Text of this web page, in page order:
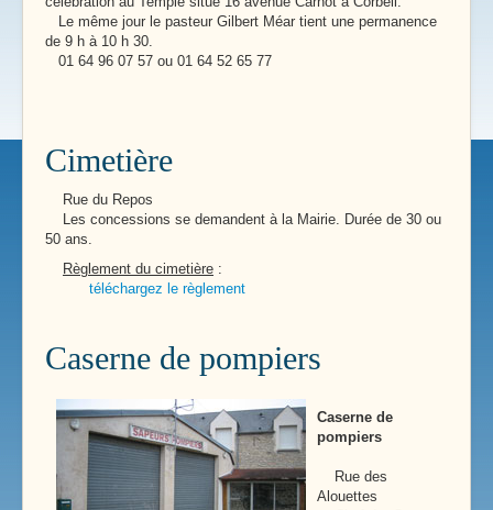
Le même jour le pasteur Gilbert Méar tient une permanence
de 9 h à 10 h 30.
01 64 96 07 57 ou 01 64 52 65 77
Cimetière
Rue du Repos
Les concessions se demandent à la Mairie. Durée de 30 ou
50 ans.
Règlement du cimetière :
téléchargez le règlement
Caserne de pompiers
Caserne de
pompiers
Rue des
Alouettes